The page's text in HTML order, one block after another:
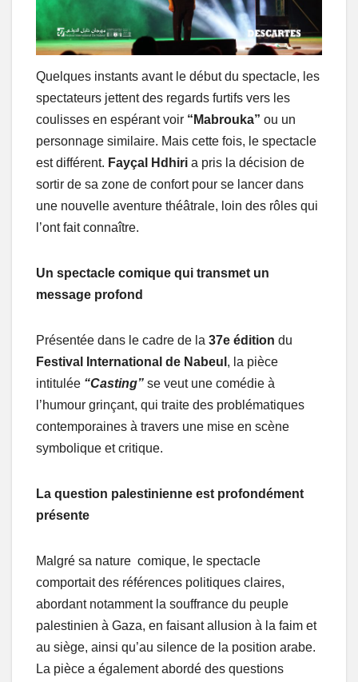
Quelques instants avant le début du spectacle, les
spectateurs jettent des regards furtifs vers les
coulisses en espérant voir “Mabrouka” ou un
personnage similaire. Mais cette fois, le spectacle
est différent. Fayçal Hdhiri a pris la décision de
sortir de sa zone de confort pour se lancer dans
une nouvelle aventure théâtrale, loin des rôles qui
l’ont fait connaître.
Un spectacle comique qui transmet un
message profond
Présentée dans le cadre de la 37e édition du
Festival International de Nabeul , la pièce
intitulée “Casting” se veut une comédie à
l’humour grinçant, qui traite des problématiques
contemporaines à travers une mise en scène
symbolique et critique.
La question palestinienne est profondément
présente
Malgré sa nature comique, le spectacle
comportait des références politiques claires,
abordant notamment la souffrance du peuple
palestinien à Gaza, en faisant allusion à la faim et
au siège, ainsi qu’au silence de la position arabe.
La pièce a également abordé des questions